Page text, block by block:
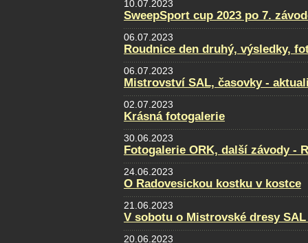
10.07.2023
SweepSport cup 2023 po 7.
06.07.2023
Roudnice den druhý, výsledky,
06.07.2023
Mistrovství SAL, časovky -
02.07.2023
Krásná fotogalerie
30.06.2023
Fotogalerie ORK, další závody -
24.06.2023
O Radovesickou kostku v kostce
21.06.2023
V sobotu o Mistrovské dresy
20.06.2023